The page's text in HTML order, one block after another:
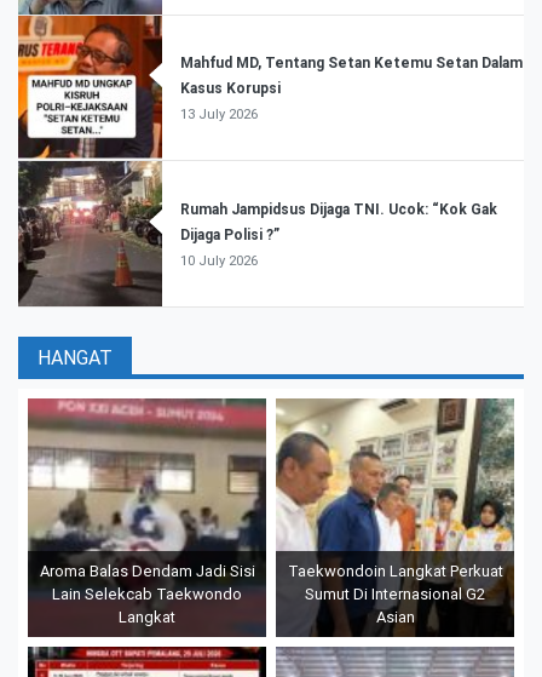
Mahfud MD, Tentang Setan Ketemu Setan Dalam
Kasus Korupsi
13 July 2026
Rumah Jampidsus Dijaga TNI. Ucok: “Kok Gak
Dijaga Polisi ?”
10 July 2026
HANGAT
Aroma Balas Dendam Jadi Sisi
Lain Selekcab Taekwondo
Langkat
Taekwondoin Langkat Perkuat
Sumut Di Internasional G2
Asian